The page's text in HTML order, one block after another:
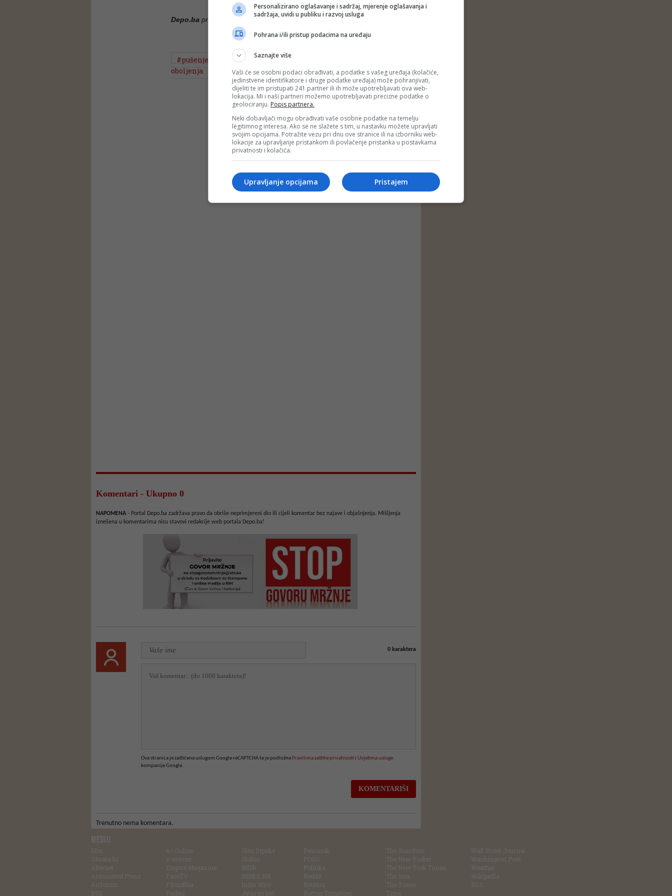
Depo.ba pratite putem društvenih mreža Facebook
#pušenje #duhan #cigarete
oboljenja
#infarkt
Komentari - Ukupno 0
NAPOMENA - Portal Depo.ba zadržava pravo da obriše neprimjereni dio ili cijeli komentar bez najave i objašnjenja. Mišljenja
iznešena u komentarima nisu stavovi redakcije web portala Depo.ba!
0karaktera
Ova stranica je zaštićena uslugom Google reCAPTCHA te je podložna Pravilima zaštite privatnostii Uvjetima usluge
kompanije Google.
Trenutno nema komentara.
MEDIJI
Blin
24sata.hr
Alternet
Associated Press
Artforum
B92
e-! Online
e-novine
Empire Magazine
FaceTV
Filmofilia
Forbes
Glas Srpske
Globus
IMDb
INDEX.HR
Indie Wire
Jutarnji list
Pešćanik
POGO
Politika
Reddit
Reuters
Rotten Tomatoes
The Guardian
The New Yorker
The New York Times
The Sun
The Times
Time
Wall Street Journal
Washington Post
Weather
Wikipedia
RSS
Personalizirano oglašavanje i sadržaj, mjerenje oglašavanja i
sadržaja, uvidi u publiku i razvoj usluga
Pohrana i/ili pristup podacima na uređaju
Saznajte više
Vaši će se osobni podaci obrađivati, a podatke s vašeg uređaja (kolačiće,
jedinstvene identifikatore i druge podatke uređaja) može pohranjivati,
dijeliti te im pristupati 241 partner ili ih može upotrebljavati ova web-
lokacija. Mi i naši partneri možemo upotrebljavati precizne podatke o
geolociranju. Popis partnera.
Neki dobavljači mogu obrađivati vaše osobne podatke na temelju
legitimnog interesa. Ako se ne slažete s tim, u nastavku možete upravljati
svojim opcijama. Potražite vezu pri dnu ove stranice ili na izborniku web-
lokacije za upravljanje pristankom ili povlačenje pristanka u postavkama
privatnosti i kolačića.
Pristajem
Upravljanje opcijama